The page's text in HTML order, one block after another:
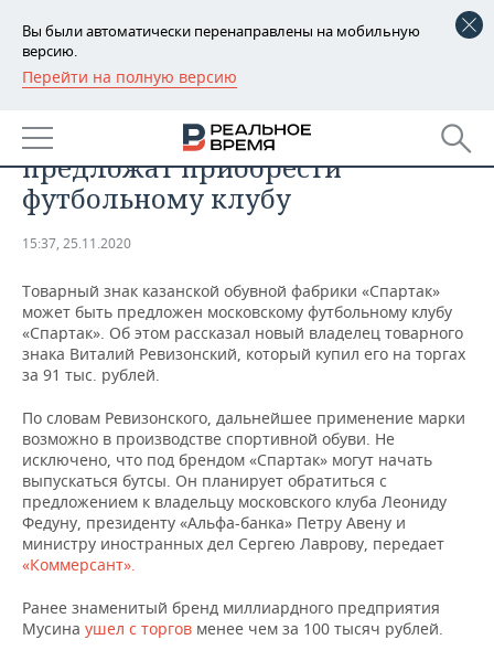
Вы были автоматически перенаправлены на мобильную
версию.
Перейти на полную версию
РЕГИОНЫ
БАШКОРТОСТАН
ТАТАРСТАН
НОВОСТИ
АНАЛИТИКА
ДЕКЛАРАЦИИ О ДОХОДАХ
КОРОЛИ ГОСЗАКАЗА ПФО
ВУЗЫ ТАТАРСТАНА
КОМУ ПРИНАДЛЕЖАТ
ТОРГОВЫЕ ЦЕНТРЫ
ТАТАРСТАНА
НОВОСТИ ЭКОНОМИКИ
ФИНАНСЫ
БАНКИ
БЮДЖЕТ
ИНВЕСТИЦИИ
ПРОМЫШЛЕННОСТЬ
НОВОСТИ
ПРОМЫШЛЕННОСТИ
МАШИНОСТРОЕНИЕ
НЕФТЕХИМИЯ
НЕФТЬ
ОПК
НЕДВИЖИМОСТЬ
НОВОСТИ НЕДВИЖИМОСТИ
АВТО
НОВОСТИ АВТО
БИЗНЕС
НОВОСТИ БИЗНЕСА
РОЗНИЧНАЯ ТОРГОВЛЯ
УСЛУГИ
ТЕХНОЛОГИИ
НОВОСТИ ТЕХНОЛОГИЙ
МЕДИА
МЕРОПРИЯТИЯ
ВЫЕЗДНАЯ РЕДАКЦИЯ
НОВОСТИ СПОРТА
ОБЩЕСТВО
Товарный знак «Спартак»
предложат приобрести
футбольному клубу
15:37, 25.11.2020
Товарный знак казанской обувной фабрики «Спартак»
может быть предложен московскому футбольному клубу
«Спартак». Об этом рассказал новый владелец товарного
знака Виталий Ревизонский, который купил его на торгах
за 91 тыс. рублей.
По словам Ревизонского, дальнейшее применение марки
возможно в производстве спортивной обуви. Не
исключено, что под брендом «Спартак» могут начать
выпускаться бутсы. Он планирует обратиться с
предложением к владельцу московского клуба Леониду
Федуну, президенту «Альфа-банка» Петру Авену и
министру иностранных дел Сергею Лаврову, передает
«Коммерсант».
Ранее знаменитый бренд миллиардного предприятия
Мусина ушел с торгов менее чем за 100 тысяч рублей.